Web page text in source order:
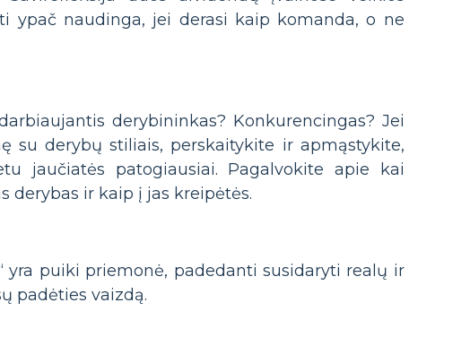
ypač naudinga, jei derasi kaip komanda, o ne
derybininkas? Konkurencingas? Jei
su derybų stiliais, perskaitykite ir apmąstykite,
jaučiatės patogiausiai. Pagalvokite apie kai
derybas ir kaip į jas kreipėtės.
yra puiki priemonė, padedanti susidaryti realų ir
padėties vaizdą.